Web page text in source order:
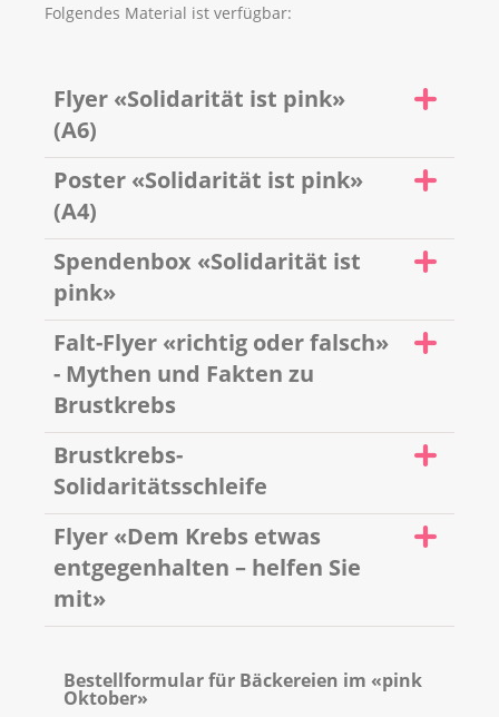
Folgendes Material ist verfügbar:
Flyer «Solidarität ist pink»
(A6)
Poster «Solidarität ist pink»
(A4)
Spendenbox «Solidarität ist
pink»
Falt-Flyer «richtig oder falsch»
- Mythen und Fakten zu
Brustkrebs
Brustkrebs-
Solidaritätsschleife
Flyer «Dem Krebs etwas
entgegenhalten – helfen Sie
mit»
Bestellformular für Bäckereien im «pink
Oktober»